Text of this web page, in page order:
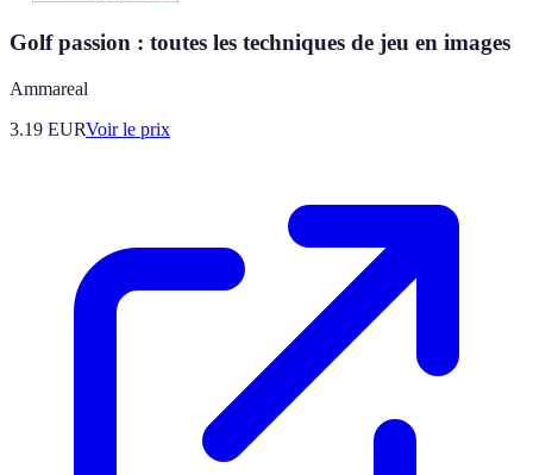
Golf passion : toutes les techniques de jeu en images
Ammareal
3.19 EURVoir le prix